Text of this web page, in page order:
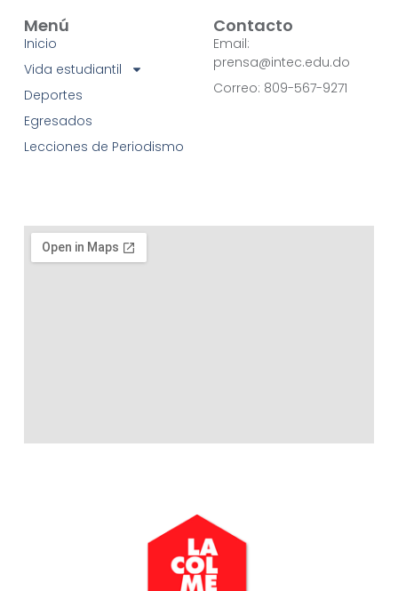
Menú
Inicio
Vida estudiantil
Deportes
Egresados
Lecciones de Periodismo
Contacto
Email:
prensa@intec.edu.do
Correo: 809-567-9271